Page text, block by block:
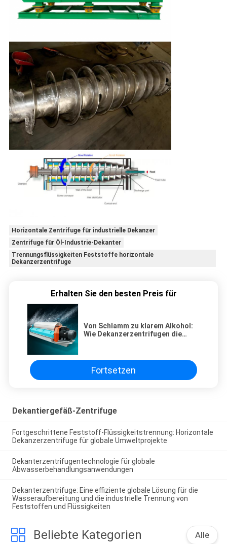
Horizontale Zentrifuge für industrielle Dekanzer
Zentrifuge für Öl-Industrie-Dekanter
Trennungsflüssigkeiten Feststoffe horizontale
Dekanzerzentrifuge
Erhalten Sie den besten Preis für
Von Schlamm zu klarem Alkohol:
Wie Dekanzerzentrifugen die
Industrieanbieter senken
Fortsetzen
Dekantiergefäß-Zentrifuge
Fortgeschrittene Feststoff-Flüssigkeitstrennung: Horizontale
Dekanzerzentrifuge für globale Umweltprojekte
Dekanterzentrifugentechnologie für globale
Abwasserbehandlungsanwendungen
Dekanterzentrifuge: Eine effiziente globale Lösung für die
Wasseraufbereitung und die industrielle Trennung von
Feststoffen und Flüssigkeiten
Beliebte Kategorien Alle